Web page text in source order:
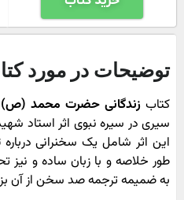
توضیحات در مورد
کتاب زندگانی حضرت محمد (ص)
سیرى در سیره نبوى اثر استاد
این اثر شامل یک سخنرانى
طور خلاصه و با زبان ساده و
به ضمیمه ترجمه صد سخن از آن